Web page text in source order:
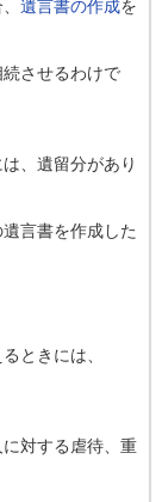
遺言書の作成を
させるわけで
、遺留分があり
言書を作成した
ときには、
対する虐待、重